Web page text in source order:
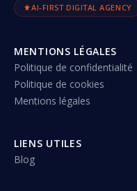
AI-FIRST DIGITAL AGENCY
MENTIONS LÉGALES
Politique de confidentialité
Politique de cookies
Mentions légales
LIENS UTILES
Blog